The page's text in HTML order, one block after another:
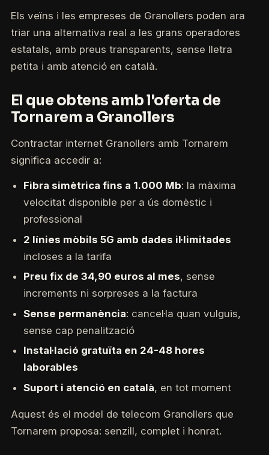
Els veïns i les empreses de Granollers poden ara
triar una alternativa real a les grans operadores
estatals, amb preus transparents, sense lletra
petita i amb atenció en català.
El que obtens amb l'oferta de
Tornarem a Granollers
Contractar internet Granollers amb Tornarem
significa accedir a:
Fibra simètrica fins a 1.000 Mb: la màxima
velocitat disponible per a ús domèstic i
professional
2 línies mòbils 5G amb dades il·limitades
incloses a la tarifa
Preu fix de 34,90 euros al mes, sense
increments ni sorpreses a la factura
Sense permanència: cancel·la quan vulguis,
sense cap penalització
Instal·lació gratuïta en 24-48 hores
laborables
Suport i atenció en català, en tot moment
Aquest és el model de telecom Granollers que
Tornarem proposa: senzill, complet i honrat.